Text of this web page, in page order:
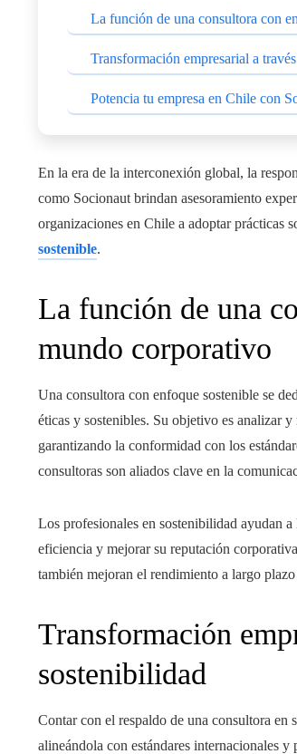
La función de una consultora con
Transformación empresarial a
Potencia tu empresa en Chile con
En la era de la interconexión global, la
como Socionaut brindan asesoramiento
organizaciones en Chile a adoptar prácticas
sostenible.
La función de una
mundo corporativo
Una consultora con enfoque sostenible se
éticas y sostenibles. Su objetivo es analizar
garantizando la conformidad con los
consultoras son aliados clave en la
Los profesionales en sostenibilidad ayudan
eficiencia y mejorar su reputación
también mejoran el rendimiento a largo plazo
Transformación
sostenibilidad
Contar con el respaldo de una consultora en
alineándola con estándares internacionales y